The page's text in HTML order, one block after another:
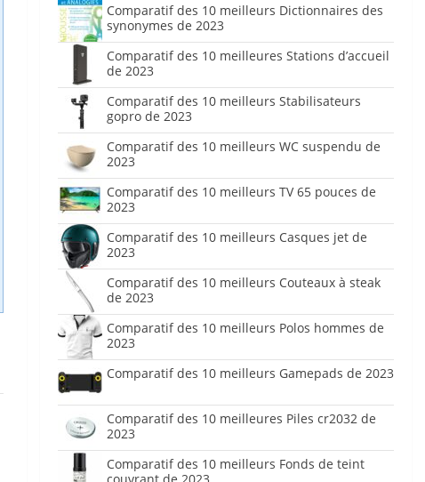
Comparatif des 10 meilleurs Dictionnaires des
synonymes de 2023
Comparatif des 10 meilleures Stations d’accueil
de 2023
Comparatif des 10 meilleurs Stabilisateurs
gopro de 2023
Comparatif des 10 meilleurs WC suspendu de
2023
Comparatif des 10 meilleurs TV 65 pouces de
2023
Comparatif des 10 meilleurs Casques jet de
2023
Comparatif des 10 meilleurs Couteaux à steak
de 2023
Comparatif des 10 meilleurs Polos hommes de
2023
Comparatif des 10 meilleurs Gamepads de 2023
Comparatif des 10 meilleures Piles cr2032 de
2023
Comparatif des 10 meilleurs Fonds de teint